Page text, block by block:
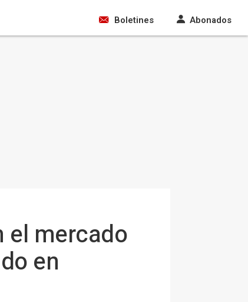
Boletines Abonados
el mercado
en